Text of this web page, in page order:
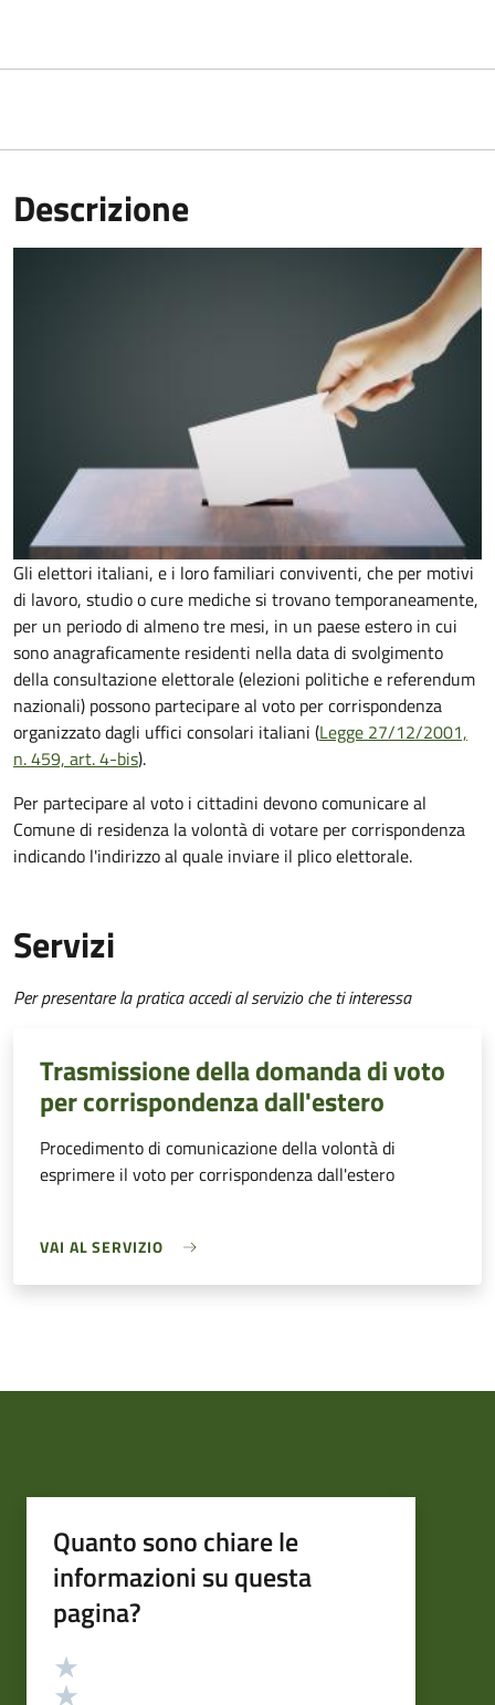
Descrizione
Gli elettori italiani, e i loro familiari conviventi, che per motivi
di lavoro, studio o cure mediche si trovano temporaneamente,
per un periodo di almeno tre mesi, in un paese estero in cui
sono anagraficamente residenti nella data di svolgimento
della consultazione elettorale (elezioni politiche e referendum
nazionali) possono partecipare al voto per corrispondenza
organizzato dagli uffici consolari italiani (Legge 27/12/2001,
n. 459, art. 4-bis).
Per partecipare al voto i cittadini devono comunicare al
Comune di residenza la volontà di votare per corrispondenza
indicando l'indirizzo al quale inviare il plico elettorale.
Servizi
Per presentare la pratica accedi al servizio che ti interessa
Trasmissione della domanda di voto
per corrispondenza dall'estero
Procedimento di comunicazione della volontà di
esprimere il voto per corrispondenza dall'estero
VAI AL SERVIZIO
Quanto sono chiare le
informazioni su questa
pagina?
Valutazione